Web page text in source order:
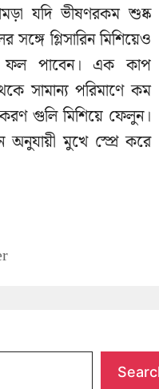
যদি ভীষণরকম শুষ্ক
গ্লিসারিন মিশিয়েও
ফল পাবেন। এক কাপ
সামান্য পরিমাণে কম
গুলি মিশিয়ে ফেলুন।
অনুযায়ী মুখে স্প্রে করে